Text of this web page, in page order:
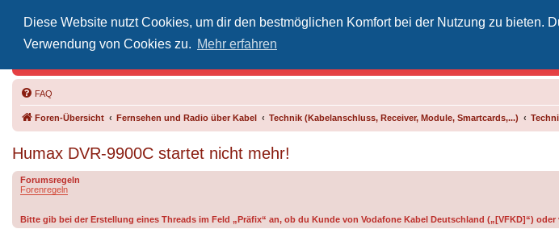
Diese Website nutzt Cookies, um dir den bestmöglichen Komfort bei der Nutzung zu bieten.
Verwendung von Cookies zu. Mehr erfahren
FAQ
Foren-Übersicht Fernsehen und Radio über Kabel Technik (Kabelanschluss, Receiver, Module, Smartcards,...)
Humax DVR-9900C startet nicht mehr!
Forumsregeln
Forenregeln
Bitte gib bei der Erstellung eines Threads im Feld „Präfix“ an, ob du Kunde von Vodafone Kabel Deutschland („[VFKD]“)